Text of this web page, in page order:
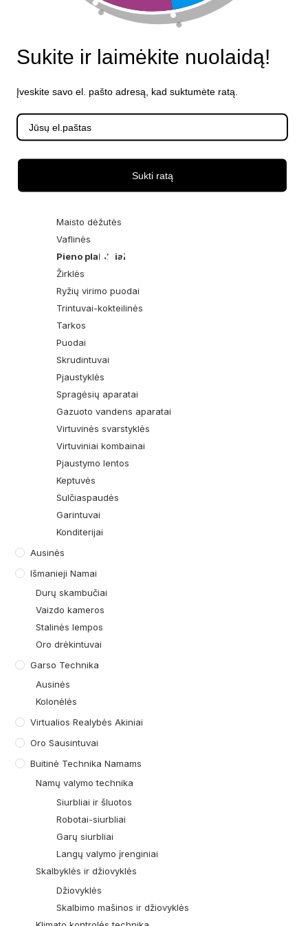
Hermetiški maišeliai
Peiliai
Lėto virimo puodai
Lietinių blynų keptuvės
Sumuštinių keptuvės
Kepsninės
Maisto dėžutės
Vaflinės
Pieno plakikliai
Žirklės
Ryžių virimo puodai
Trintuvai-kokteilinės
Tarkos
Puodai
Skrudintuvai
Pjaustyklės
Spragėsių aparatai
Gazuoto vandens aparatai
Virtuvinės svarstyklės
Virtuviniai kombainai
Pjaustymo lentos
Keptuvės
Sulčiaspaudės
Garintuvai
Konditerijai
Ausinės
Išmanieji Namai
Durų skambučiai
Vaizdo kameros
Stalinės lempos
Oro drėkintuvai
Garso Technika
Ausinės
Kolonėlės
Virtualios Realybės Akiniai
Oro Sausintuvai
Buitinė Technika Namams
Namų valymo technika
Siurbliai ir šluotos
Robotai-siurbliai
Garų siurbliai
Langų valymo įrenginiai
Skalbyklės ir džiovyklės
Džiovyklės
Skalbimo mašinos ir džiovyklės
Sukite ir laimėkite nuolaidą!
Įveskite savo el. pašto adresą, kad suktumėte ratą.
Sukti ratą